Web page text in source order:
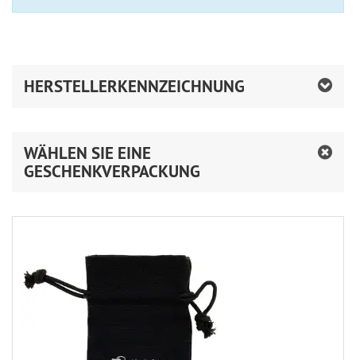
HERSTELLERKENNZEICHNUNG
WÄHLEN SIE EINE
GESCHENKVERPACKUNG